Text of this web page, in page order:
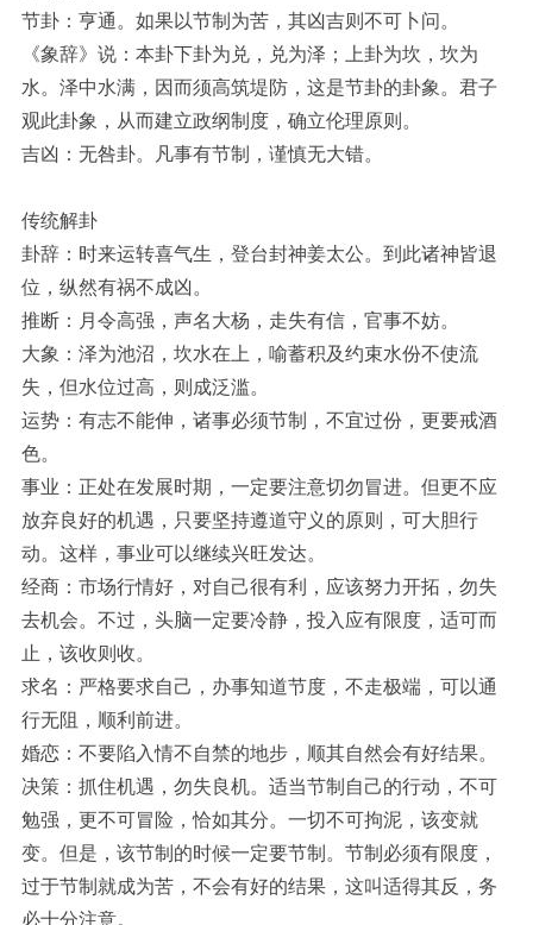
节卦：亨通。如果以节制为苦，其凶吉则不可卜问。
《象辞》说：本卦下卦为兑，兑为泽；上卦为坎，坎为
水。泽中水满，因而须高筑堤防，这是节卦的卦象。君子
观此卦象，从而建立政纲制度，确立伦理原则。
吉凶：无咎卦。凡事有节制，谨慎无大错。
传统解卦
卦辞：时来运转喜气生，登台封神姜太公。到此诸神皆退
位，纵然有祸不成凶。
推断：月令高强，声名大杨，走失有信，官事不妨。
大象：泽为池沼，坎水在上，喻蓄积及约束水份不使流
失，但水位过高，则成泛滥。
运势：有志不能伸，诸事必须节制，不宜过份，更要戒酒
色。
事业：正处在发展时期，一定要注意切勿冒进。但更不应
放弃良好的机遇，只要坚持遵道守义的原则，可大胆行
动。这样，事业可以继续兴旺发达。
经商：市场行情好，对自己很有利，应该努力开拓，勿失
去机会。不过，头脑一定要冷静，投入应有限度，适可而
止，该收则收。
求名：严格要求自己，办事知道节度，不走极端，可以通
行无阻，顺利前进。
婚恋：不要陷入情不自禁的地步，顺其自然会有好结果。
决策：抓住机遇，勿失良机。适当节制自己的行动，不可
勉强，更不可冒险，恰如其分。一切不可拘泥，该变就
变。但是，该节制的时候一定要节制。节制必须有限度，
过于节制就成为苦，不会有好的结果，这叫适得其反，务
必十分注意。